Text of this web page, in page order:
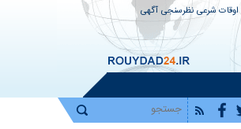
اوقات شرعی نظرسنجی آگهی